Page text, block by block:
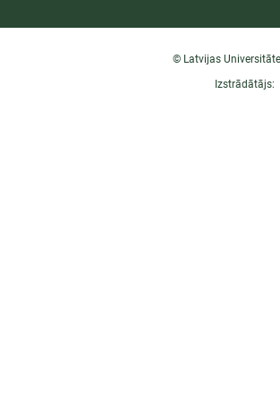
© Latvijas
Izstrādātājs: